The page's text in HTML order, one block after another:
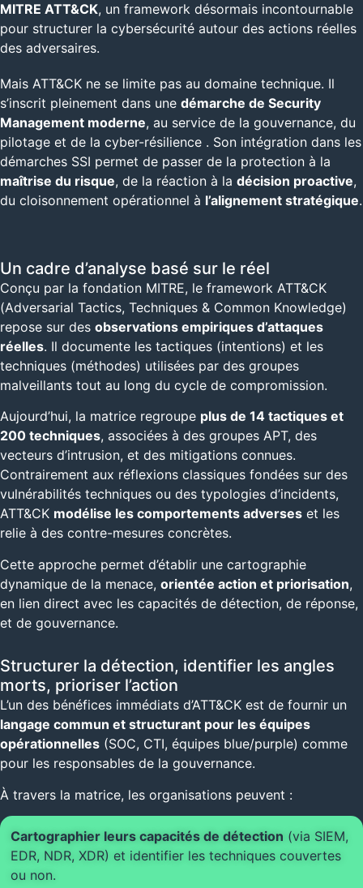
MITRE ATT&CK, un framework désormais incontournable
pour structurer la cybersécurité autour des actions réelles
des adversaires.
Mais ATT&CK ne se limite pas au domaine technique. Il
s’inscrit pleinement dans une démarche de Security
Management moderne, au service de la gouvernance, du
pilotage et de la cyber-résilience . Son intégration dans les
démarches SSI permet de passer de la protection à la
maîtrise du risque, de la réaction à la décision proactive,
du cloisonnement opérationnel à l’alignement stratégique.
Un cadre d’analyse basé sur le réel
Conçu par la fondation MITRE, le framework ATT&CK
(Adversarial Tactics, Techniques & Common Knowledge)
repose sur des observations empiriques d’attaques
réelles. Il documente les tactiques (intentions) et les
techniques (méthodes) utilisées par des groupes
malveillants tout au long du cycle de compromission.
Aujourd’hui, la matrice regroupe plus de 14 tactiques et
200 techniques, associées à des groupes APT, des
vecteurs d’intrusion, et des mitigations connues.
Contrairement aux réflexions classiques fondées sur des
vulnérabilités techniques ou des typologies d’incidents,
ATT&CK modélise les comportements adverses et les
relie à des contre-mesures concrètes.
Cette approche permet d’établir une cartographie
dynamique de la menace, orientée action et priorisation,
en lien direct avec les capacités de détection, de réponse,
et de gouvernance.
Structurer la détection, identifier les angles
morts, prioriser l’action
L’un des bénéfices immédiats d’ATT&CK est de fournir un
langage commun et structurant pour les équipes
opérationnelles (SOC, CTI, équipes blue/purple) comme
pour les responsables de la gouvernance.
À travers la matrice, les organisations peuvent :
Cartographier leurs capacités de détection (via SIEM,
EDR, NDR, XDR) et identifier les techniques couvertes
ou non.